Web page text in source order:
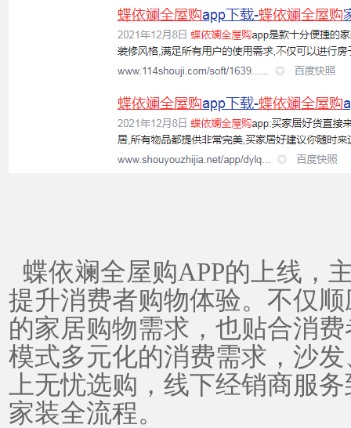
蝶依斓全屋购APP的上线，
提升消费者购物体验。不仅
的家居购物需求，也贴合消
模式多元化的消费需求，沙
上无忧选购，线下经销商服
家装全流程。